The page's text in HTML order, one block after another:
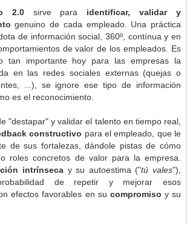
2.0 sirve para identificar, validar y
genuino de cada empleado. Una práctica
de información social, 360º, contínua y en
de valor de los empleados. Es
tan importante hoy para las empresas la
en las redes sociales externas (quejas o
...), se ignore ese tipo de información
es el reconocimiento.
"destapar" y validar el talento en tiempo real,
constructivo para el empleado, que le
de sus fortalezas, dándole pistas de cómo
roles concretos de valor para la empresa.
intrínseca y su autoestima ("tú vales"),
de repetir y mejorar esos
efectos favorables en su compromiso y su